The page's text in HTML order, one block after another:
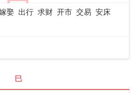
娶 出行 求财 开市 交易 安床
巳